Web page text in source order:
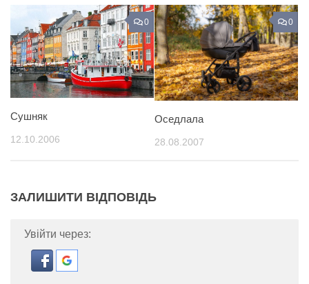
0
Сушняк
12.10.2006
0
Оседлала
28.08.2007
ЗАЛИШИТИ ВІДПОВІДЬ
Увійти через: